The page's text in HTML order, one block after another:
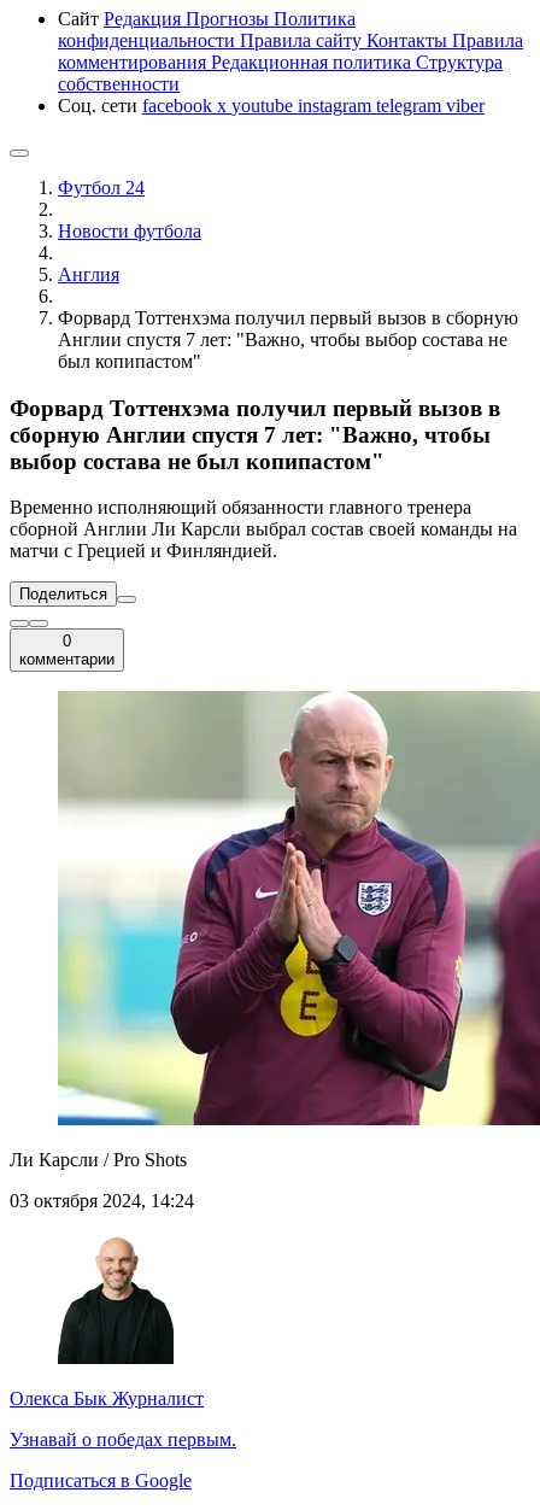
Сайт Редакция Прогнозы Политика
конфиденциальности Правила сайту Контакты Правила
комментирования Редакционная политика Структура
собственности
Соц. сети facebook x youtube instagram telegram viber
Футбол 24
Новости футбола
Англия
Форвард Тоттенхэма получил первый вызов в сборную
Англии спустя 7 лет: "Важно, чтобы выбор состава не
был копипастом"
Форвард Тоттенхэма получил первый вызов в
сборную Англии спустя 7 лет: "Важно, чтобы
выбор состава не был копипастом"
Временно исполняющий обязанности главного тренера
сборной Англии Ли Карсли выбрал состав своей команды на
матчи с Грецией и Финляндией.
Поделиться
0
комментарии
Ли Карсли / Pro Shots
03 октября 2024, 14:24
Олекса Бык Журналист
Узнавай о победах первым.
Подписаться в Google